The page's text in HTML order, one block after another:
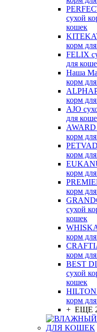
сухой
кошек
корм
FELIX
для
Наша
корм
корм
AJO
для
AWARD
корм
корм
корм
корм
сухой
кошек
корм
корм
BEST
сухой
кошек
HILTON
корм
+ ЕЩЕ